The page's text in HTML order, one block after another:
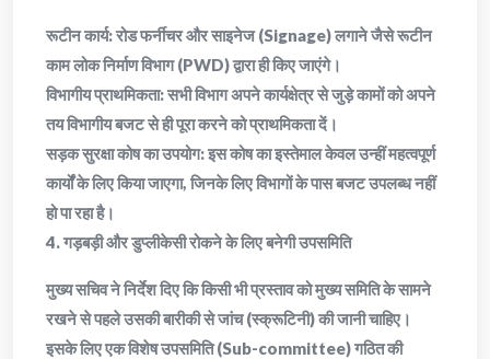
​रूटीन कार्य: रोड फर्नीचर और साइनेज (Signage) लगाने जैसे रूटीन
काम लोक निर्माण विभाग (PWD) द्वारा ही किए जाएंगे।
​विभागीय प्राथमिकता: सभी विभाग अपने कार्यक्षेत्र से जुड़े कामों को अपने
तय विभागीय बजट से ही पूरा करने को प्राथमिकता दें।
​सड़क सुरक्षा कोष का उपयोग: इस कोष का इस्तेमाल केवल उन्हीं महत्वपूर्ण
कार्यों के लिए किया जाएगा, जिनके लिए विभागों के पास बजट उपलब्ध नहीं
हो पा रहा है।
​4. गड़बड़ी और डुप्लीकेसी रोकने के लिए बनेगी उपसमिति
​मुख्य सचिव ने निर्देश दिए कि किसी भी प्रस्ताव को मुख्य समिति के सामने
रखने से पहले उसकी बारीकी से जांच (स्क्रूटिनी) की जानी चाहिए।
इसके लिए एक विशेष उपसमिति (Sub-committee) गठित की